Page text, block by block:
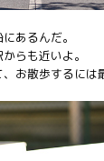
あるんだ。
らも近いよ。
お散歩するには